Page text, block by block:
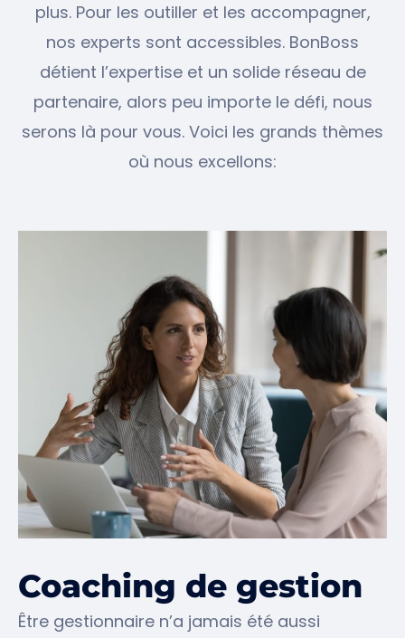
plus. Pour les outiller et les accompagner,
nos experts sont accessibles. BonBoss
détient l’expertise et un solide réseau de
partenaire, alors peu importe le défi, nous
serons là pour vous. Voici les grands thèmes
où nous excellons:
Coaching de gestion
Être gestionnaire n’a jamais été aussi